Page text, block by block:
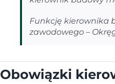
Funkcję kierownika
zawodowego –
Obowiązki